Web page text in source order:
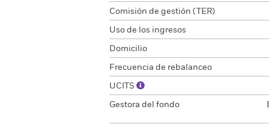
Comisión de gestión (TER)
Uso de los ingresos
Domicilio
Frecuencia de rebalanceo
UCITS
Gestora del fondo